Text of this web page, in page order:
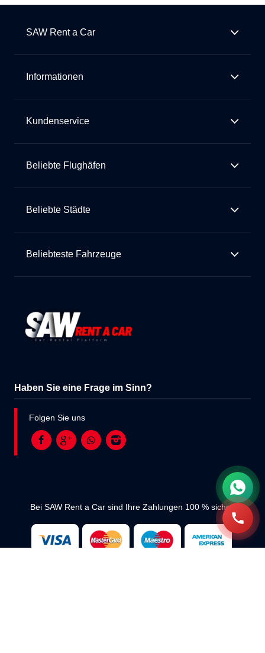
SAW Rent a Car
Informationen
Kundenservice
Beliebte Flughäfen
Beliebte Städte
Beliebteste Fahrzeuge
Haben Sie eine Frage im Sinn?
Folgen Sie uns
Bei SAW Rent a Car sind Ihre Zahlungen 100 % sicher.